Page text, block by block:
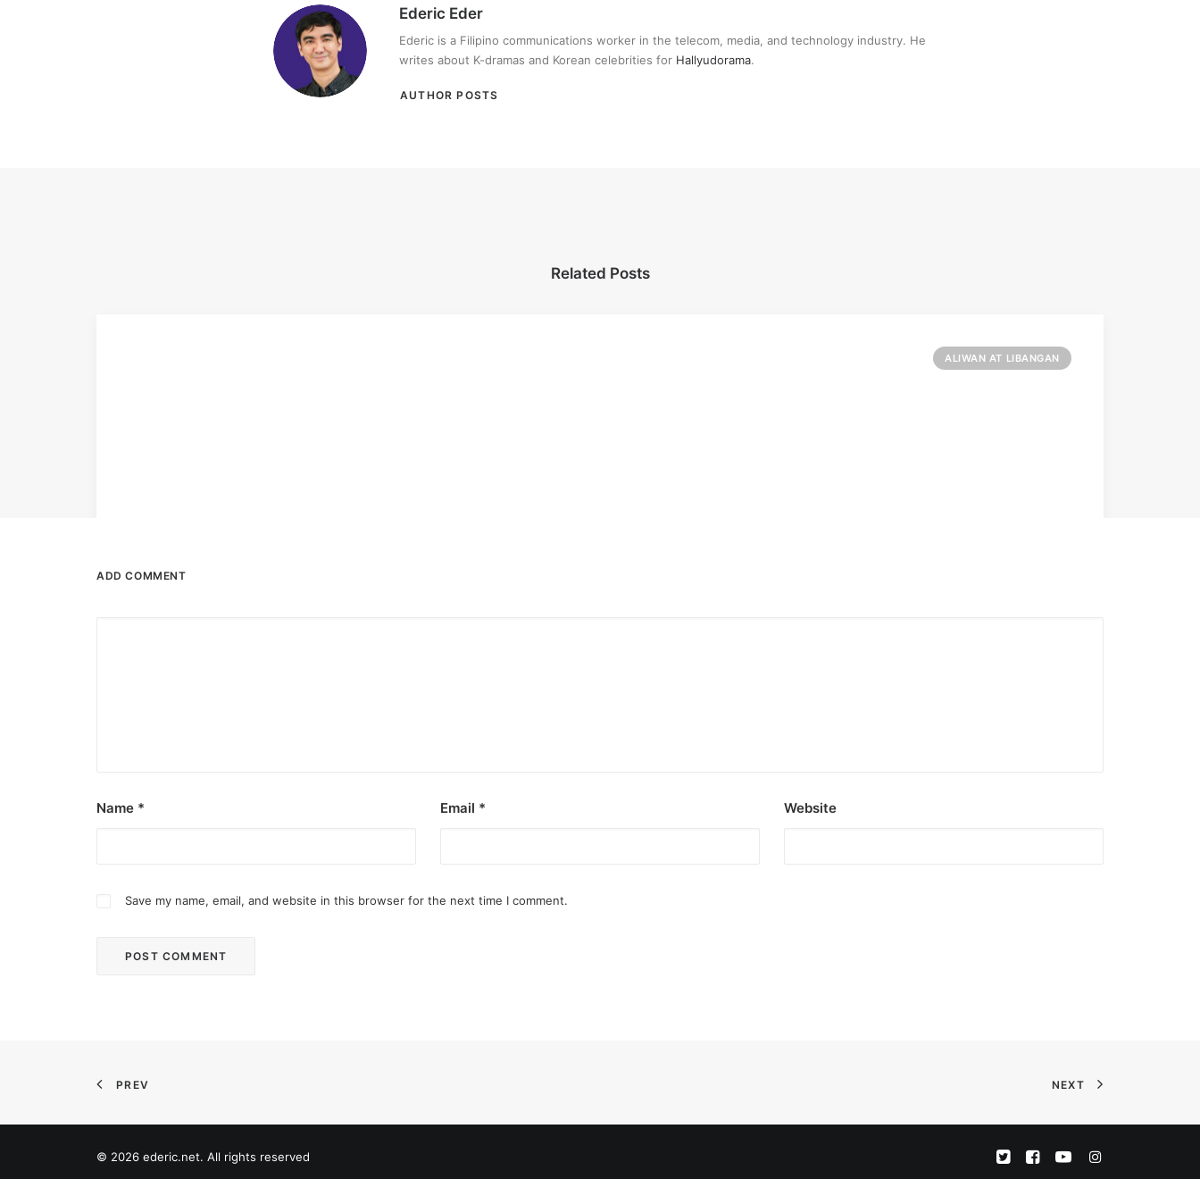
Ederic Eder
Ederic is a Filipino communications worker in the telecom, media, and technology industry. He
writes about K-dramas and Korean celebrities for Hallyudorama.
AUTHOR POSTS
Related Posts
ALIWAN AT LIBANGAN
Still planning your date this Valentine’s Day? Ayala Malls Cinemas has got you…
ADD COMMENT
Name * Email * Website
Save my name, email, and website in this browser for the next time I comment.
PREV NEXT
© 2026 ederic.net. All rights reserved